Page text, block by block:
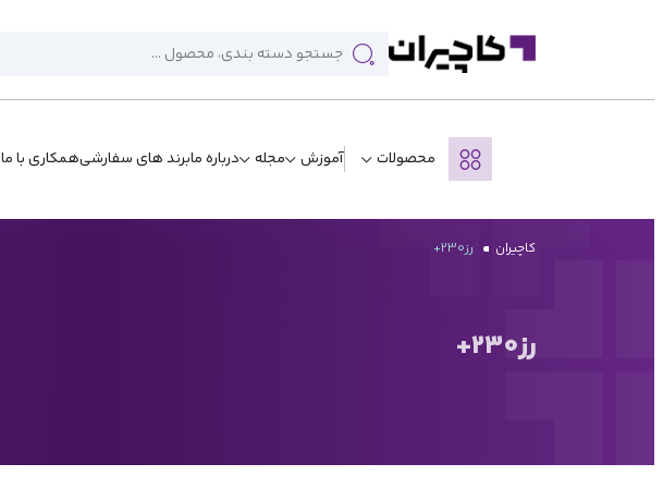
محصولات آموزش مجله درباره مابرند های سفارشیهمکاری با ما
کاچیران رز230+
رز230+